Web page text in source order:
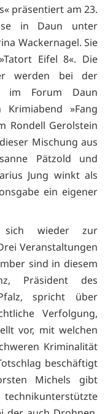
präsentiert am 23.
in Daun unter
Wackernagel. Sie
Eifel 8«. Die
werden bei der
im Forum Daun
Krimiabend »Fang
Rondell Gerolstein
Mischung aus
Pätzold und
Jung winkt als
ein eigener
wieder zur
Veranstaltungen
sind in diesem
Präsident des
Pfalz, spricht über
Verfolgung,
vor, mit welchen
Kriminalität
beschäftigt
Michels gibt